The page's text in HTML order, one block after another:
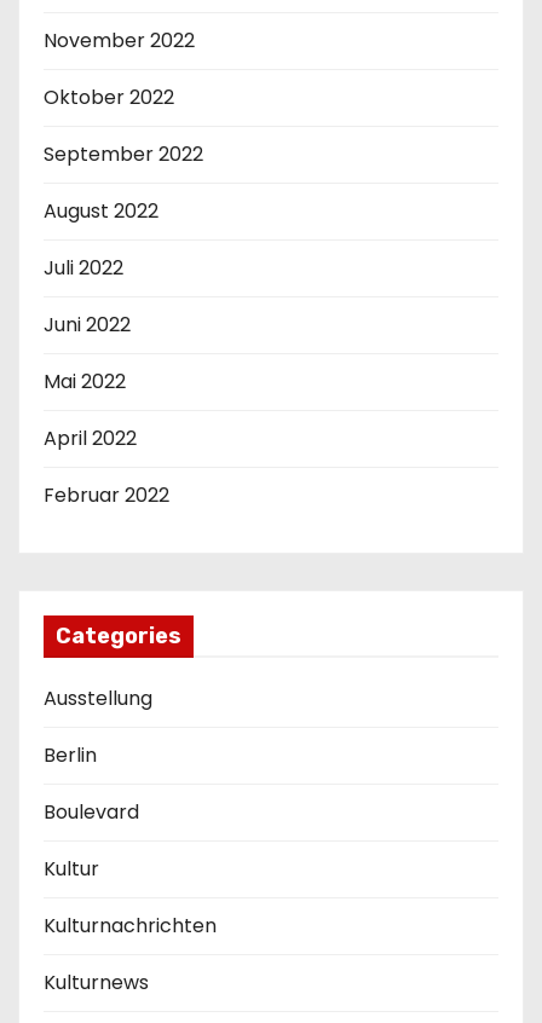
November 2022
Oktober 2022
September 2022
August 2022
Juli 2022
Juni 2022
Mai 2022
April 2022
Februar 2022
Categories
Ausstellung
Berlin
Boulevard
Kultur
Kulturnachrichten
Kulturnews